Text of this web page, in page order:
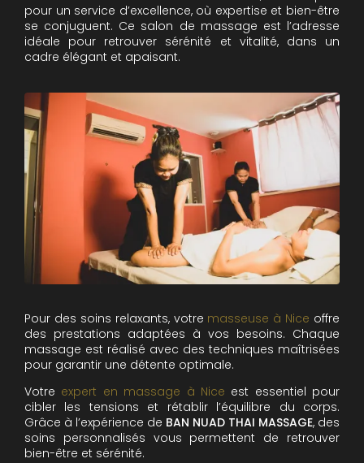
pour un service d’excellence, où expertise et bien-être
se conjuguent. Ce salon de massage est l’adresse
idéale pour retrouver sérénité et vitalité, dans un
cadre élégant et apaisant.
Pour des soins relaxants, votre masseuse à Nice offre
des prestations adaptées à vos besoins. Chaque
massage est réalisé avec des techniques maîtrisées
pour garantir une détente optimale.
Votre expert en massage à Nice est essentiel pour
cibler les tensions et rétablir l’équilibre du corps.
Grâce à l’expérience de BAN NUAD THAI MASSAGE, des
soins personnalisés vous permettent de retrouver
bien-être et sérénité.